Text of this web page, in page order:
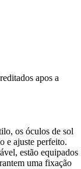
apos a
os óculos de sol
e ajuste perfeito.
estão equipados
uma fixação